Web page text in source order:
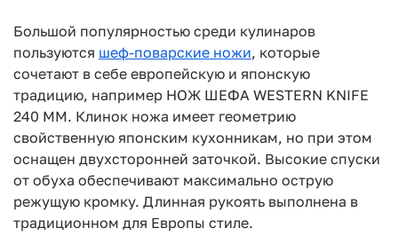
Большой популярностью среди кулинаров
пользуются шеф-поварские ножи, которые
сочетают в себе европейскую и японскую
традицию, например НОЖ ШЕФА WESTERN KNIFE
240 ММ. Клинок ножа имеет геометрию
свойственную японским кухонникам, но при этом
оснащен двухсторонней заточкой. Высокие спуски
от обуха обеспечивают максимально острую
режущую кромку. Длинная рукоять выполнена в
традиционном для Европы стиле.